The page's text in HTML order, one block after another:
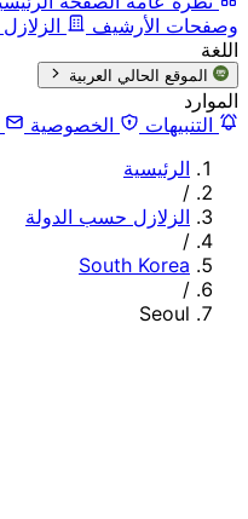
وصفحات الأرشيف
اللغة
الموقع الحالي العربية
الموارد
التنبيهات
الخصوصية
الرئيسية
/
الزلازل حسب الدولة
/
South Korea
/
Seoul